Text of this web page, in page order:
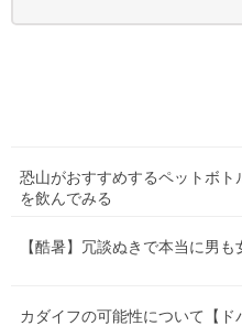
恐山がおすすめするペットボト
を飲んでみる
【酷暑】冗談ぬきで本当に男
カダイフの可能性について【ド